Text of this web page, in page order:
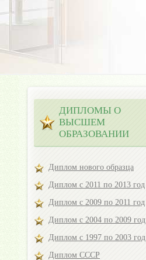
ДИПЛОМЫ О
ВЫСШЕМ
ОБРАЗОВАНИИ
Диплом нового образца
Диплом с 2011 по 2013 год
Диплом с 2009 по 2011 год
Диплом с 2004 по 2009 год
Диплом с 1997 по 2003 год
Диплом СССР